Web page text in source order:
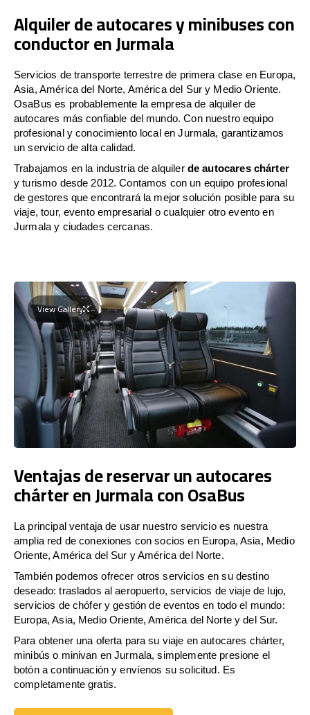
Alquiler de autocares y minibuses con
conductor en Jurmala
Servicios de transporte terrestre de primera clase en Europa,
Asia, América del Norte, América del Sur y Medio Oriente.
OsaBus es probablemente la empresa de alquiler de
autocares más confiable del mundo. Con nuestro equipo
profesional y conocimiento local en Jurmala, garantizamos
un servicio de alta calidad.
Trabajamos en la industria de alquiler de autocares chárter
y turismo desde 2012. Contamos con un equipo profesional
de gestores que encontrará la mejor solución posible para su
viaje, tour, evento empresarial o cualquier otro evento en
Jurmala y ciudades cercanas.
View Gallery
Ventajas de reservar un autocares
chárter en Jurmala con OsaBus
La principal ventaja de usar nuestro servicio es nuestra
amplia red de conexiones con socios en Europa, Asia, Medio
Oriente, América del Sur y América del Norte.
También podemos ofrecer otros servicios en su destino
deseado: traslados al aeropuerto, servicios de viaje de lujo,
servicios de chófer y gestión de eventos en todo el mundo:
Europa, Asia, Medio Oriente, América del Norte y del Sur.
Para obtener una oferta para su viaje en autocares chárter,
minibús o minivan en Jurmala, simplemente presione el
botón a continuación y envíenos su solicitud. Es
completamente gratis.